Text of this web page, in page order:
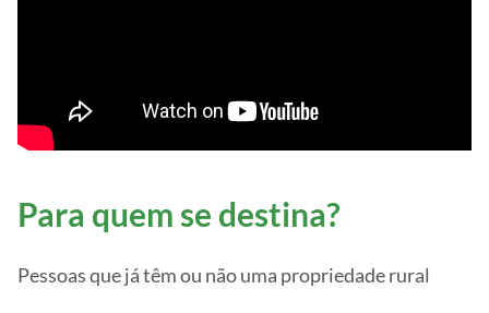
Para quem se destina?
Pessoas que já têm ou não uma propriedade rural